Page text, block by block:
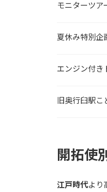
モニターツア
夏休み特別
エンジン付き
旧奥行臼駅
開拓使
江戸時代より